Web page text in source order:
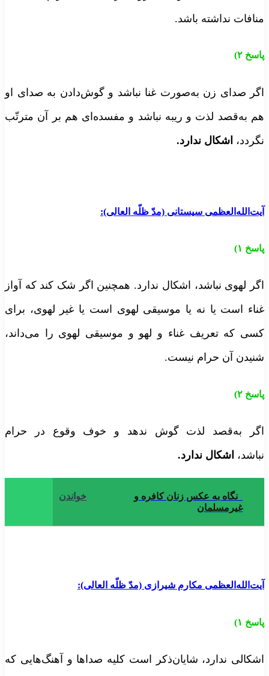
نداشته باشد.
۲)
صدای زن به‌صورت غنا نباشد و گوش‌دادن به صدای او
به‌قصد لذت و ریبه نباشد و مفسده‌ای هم بر آن مترتّب
اشکال ندارد .
سیستانی (مدّ ظلّه العالی):
۱)
لهوی نباشد، اشکال ندارد. همچنین اگر شک کند که آواز
است یا نه یا موسیقی لهوی است یا غیر لهوی، برای
که تعریف غناء و لهو و موسیقی لهوی را می‌داند،
آن حرام نیست.
۲)
به‌قصد لذت گوش ندهد و خوف وقوع در حرام
اشکال ندارد .
خواندن
نگاه به عکس زنان کافره و
غیرمسلمان
مکارم شیرازی (مدّ ظلّه العالی):
۱)
ندارد، شایان‌ذکر است کلیه صداها و آهنگ‌هایی که